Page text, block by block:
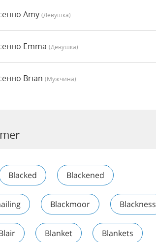
Amy (девушка)
Emma (девушка)
Brian (мужчина)
Blacked Blackened
Blackmoor Blackness
Blanket Blankets